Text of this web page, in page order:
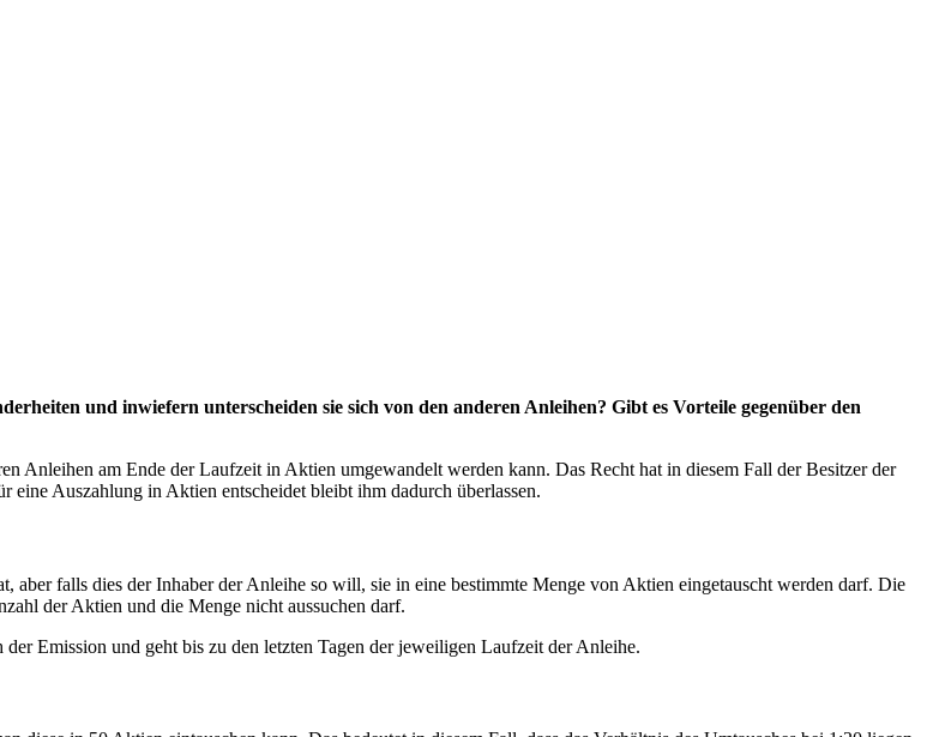
und inwiefern unterscheiden sie sich von den anderen Anleihen? Gibt es Vorteile gegenüber den
Anleihen am Ende der Laufzeit in Aktien umgewandelt werden kann. Das Recht hat in diesem Fall der Besitzer der
Auszahlung in Aktien entscheidet bleibt ihm dadurch überlassen.
aber falls dies der Inhaber der Anleihe so will, sie in eine bestimmte Menge von Aktien eingetauscht werden darf. Die
der Aktien und die Menge nicht aussuchen darf.
Emission und geht bis zu den letzten Tagen der jeweiligen Laufzeit der Anleihe.